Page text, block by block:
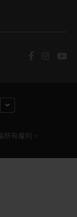
有權利。